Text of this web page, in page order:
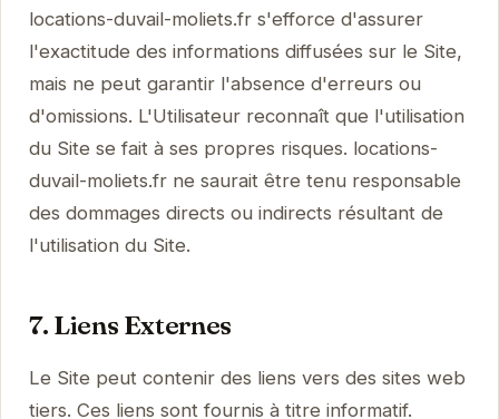
locations-duvail-moliets.fr s'efforce d'assurer
l'exactitude des informations diffusées sur le Site,
mais ne peut garantir l'absence d'erreurs ou
d'omissions. L'Utilisateur reconnaît que l'utilisation
du Site se fait à ses propres risques. locations-
duvail-moliets.fr ne saurait être tenu responsable
des dommages directs ou indirects résultant de
l'utilisation du Site.
7. Liens Externes
Le Site peut contenir des liens vers des sites web
tiers. Ces liens sont fournis à titre informatif.